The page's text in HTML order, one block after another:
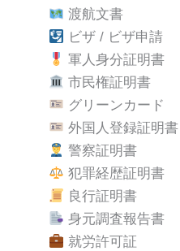
渡航文書
ビザ / ビザ申請
軍人身分証明書
市民権証明書
グリーンカード
外国人登録証明書
警察証明書
犯罪経歴証明書
良行証明書
身元調査報告書
就労許可証